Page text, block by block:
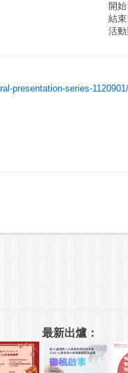
開
結
活
presentation-series-1120901/
最新出爐：